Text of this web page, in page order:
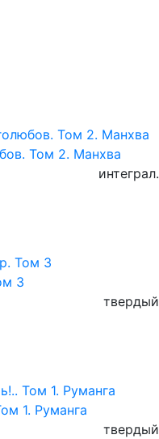
Том 2. Манхва
интеграл.
3
твердый
1. Руманга
твердый